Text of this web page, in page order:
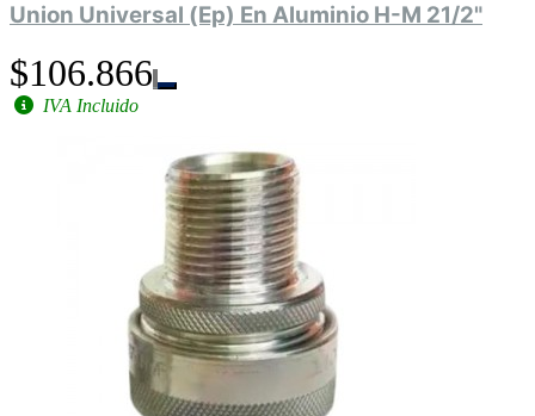
Union Universal (Ep) En Aluminio H-M 21/2"
$106.866
IVA Incluido